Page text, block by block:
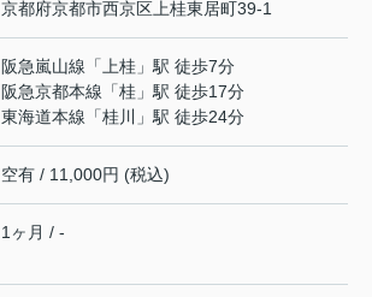
京都府京都市西京区 上桂東居町39-1
阪急嵐山線 「 上桂 」駅 徒歩7分
阪急京都本線 「桂 」駅 徒歩17分
東海道本線 「桂川 」駅 徒歩24分
空有 / 11,000円 (税込)
1ヶ月 / -